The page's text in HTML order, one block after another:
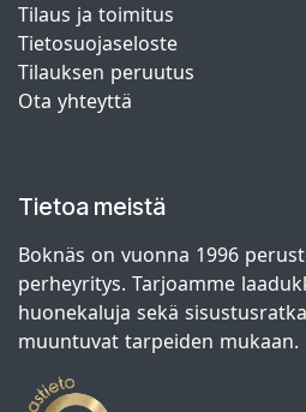
Tilaus ja toimitus
Tietosuojaseloste
Tilauksen peruutus
Ota yhteyttä
Tietoa meistä
Boknäs on vuonna 1996
perheyritys. Tarjoamme
huonekaluja sekä
muuntuvat tarpeiden mukaan.